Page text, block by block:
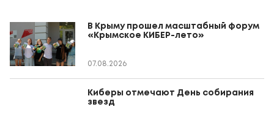
В Крыму прошел масштабный форум
«Крымское КИБЕР-лето»
07.08.2026
Киберы отмечают День собирания
звезд